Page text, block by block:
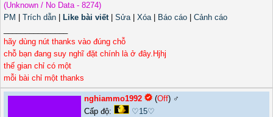
(Unknown / No Data - 8274)
PM
Trích dẫn Like bài viết| Sửa| Xóa| Báo cáo
Cảnh cáo
hãy dùng nút thanks vào đúng chỗ
chỗ bạn đang suy nghĩ đặt chính là ở đây.Hjhj
thế gian chỉ có một
mỗi bài chỉ một thanks
nghiammo1992 (Off) ♂️
Cấp độ:
♡15♡